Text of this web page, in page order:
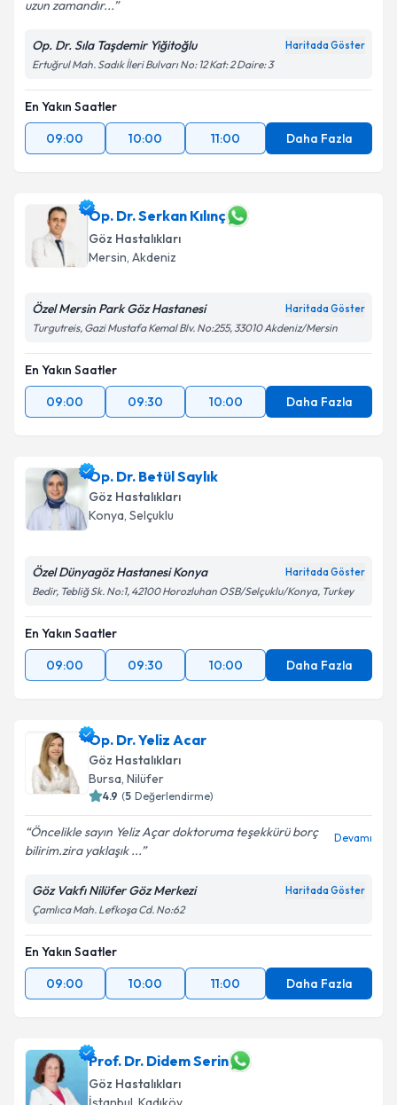
uzun zamandır...
Op. Dr. Sıla Taşdemir Yiğitoğlu Haritada Göster
Ertuğrul Mah. Sadık İleri Bulvarı No: 12 Kat: 2 Daire: 3
En Yakın Saatler
09:00
10:00 11:00 Daha Fazla
Op. Dr. Serkan Kılınç
Göz Hastalıkları
Mersin, Akdeniz
Özel Mersin Park Göz Hastanesi Haritada Göster
Turgutreis, Gazi Mustafa Kemal Blv. No:255, 33010 Akdeniz/Mersin
En Yakın Saatler
09:00
09:30 10:00 Daha Fazla
Op. Dr. Betül Saylık
Göz Hastalıkları
Konya, Selçuklu
Özel Dünyagöz Hastanesi Konya Haritada Göster
Bedir, Tebliğ Sk. No:1, 42100 Horozluhan OSB/Selçuklu/Konya, Turkey
En Yakın Saatler
09:00
09:30 10:00 Daha Fazla
Op. Dr. Yeliz Acar
Göz Hastalıkları
Bursa, Nilüfer
4.9 (5 Değerlendirme)
Öncelikle sayın Yeliz Açar doktoruma teşekkürü borç
bilirim.zira yaklaşık ...
Devamı
Göz Vakfı Nilüfer Göz Merkezi Haritada Göster
Çamlıca Mah. Lefkoşa Cd. No:62
En Yakın Saatler
09:00
10:00 11:00 Daha Fazla
Prof. Dr. Didem Serin
Göz Hastalıkları